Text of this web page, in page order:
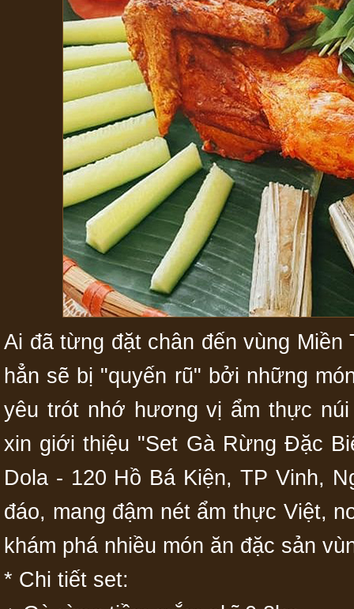
Ai đã từng đặt chân đến vùng
hẳn sẽ bị "quyến rũ" bởi những
yêu trót nhớ hương vị ẩm thực
xin giới thiệu "Set Gà Rừng Đặc
Dola - 120 Hồ Bá Kiện, TP Vinh,
đáo, mang đậm nét ẩm thực Việt,
khám phá nhiều món ăn đặc sản
* Chi tiết set: